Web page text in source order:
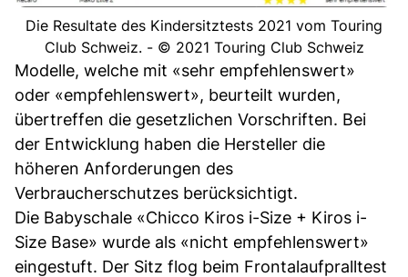
Die Resultate des Kindersitztests 2021 vom Touring
Club Schweiz. - © 2021 Touring Club Schweiz
Modelle, welche mit «sehr empfehlenswert»
oder «empfehlenswert», beurteilt wurden,
übertreffen die gesetzlichen Vorschriften. Bei
der Entwicklung haben die Hersteller die
höheren Anforderungen des
Verbraucherschutzes berücksichtigt.
Die Babyschale «Chicco Kiros i-Size + Kiros i-
Size Base» wurde als «nicht empfehlenswert»
eingestuft. Der Sitz flog beim Frontalaufpralltest